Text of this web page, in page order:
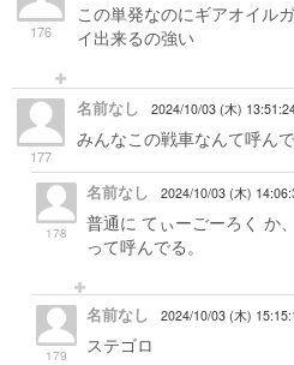
176
この単発なのにギアオイル
イ出来るの強い
177
名前なし 2024/10/03 (木)
みんなこの戦車なんて呼ん
178
名前なし 2024/10/03 (木)
普通に てぃーごーろく か
って呼んでる。
179
名前なし 2024/10/03 (木)
ステゴロ